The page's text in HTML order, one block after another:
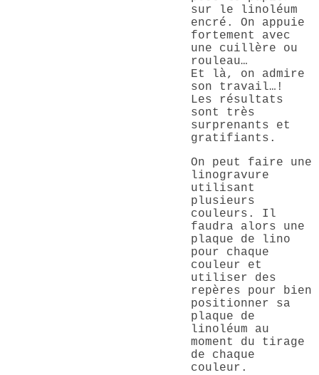
sur le linoléum
encré. On appuie
fortement avec
une cuillère ou
rouleau…
Et là, on admire
son travail…!
Les résultats
sont très
surprenants et
gratifiants.
On peut faire une
linogravure
utilisant
plusieurs
couleurs. Il
faudra alors une
plaque de lino
pour chaque
couleur et
utiliser des
repères pour bien
positionner sa
plaque de
linoléum au
moment du tirage
de chaque
couleur.